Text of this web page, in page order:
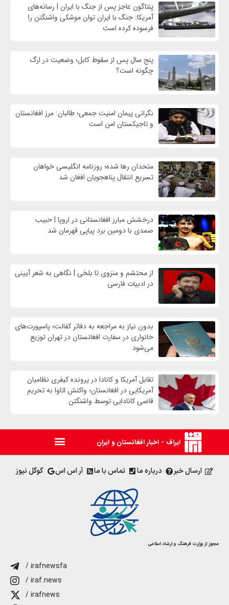
پنتاگون عاجز پس از جنگ با ایران | رسانه‌های
آمریکا: جنگ با ایران توان موشکی واشنگتن را
فرسوده کرده است
پنج سال پس از سقوط کابل؛ وضعیت در ارگ
چگونه است؟
نگرانی پیمان امنیت جمعی؛ طالبان: مرز افغانستان
و تاجیکستان امن است
متحدان رها شده؛ روزنامه انگلیسی خواهان
تسریع انتقال پناهجویان افغان شد
درخشش مبارز افغانستانی در اروپا | حبیب
صمدی با دومین برد پیاپی قهرمان شد
از محتشم و منزوی تا بلخی | نگاهی به شعر آیینی
در ادبیات فارسی
بدون نیاز به مراجعه به دفاتر کفالت؛ پاسپورت‌های
خانواری در سفارت افغانستان در تهران توزیع
می‌شود
تقابل آمریکا و کانادا در پرونده کیفری نظامیان
آمریکایی در افغانستان؛ واکنش اتاوا به تحریم
قاضی کانادایی توسط واشنگتن
ایراف - اخبار افغانستان و ایران
ارسال خبر درباره ما تماس با ما آر اس اس گوگل نیوز
مجوز از وزارت فرهنگ و ارشاد اسلامی
/ irafnewsfa
/ iraf.news
/ irafnews